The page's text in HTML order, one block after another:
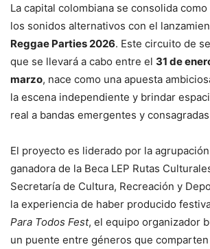
La capital colombiana se consolida
los sonidos alternativos con el
Reggae Parties 2026. Este circuito de
que se llevará a cabo entre el 31 de
marzo, nace como una apuesta
la escena independiente y brindar
real a bandas emergentes y
El proyecto es liderado por la agrupación
ganadora de la Beca LEP Rutas
Secretaría de Cultura, Recreación y
la experiencia de haber producido
Para Todos Fest, el equipo organizador
un puente entre géneros que